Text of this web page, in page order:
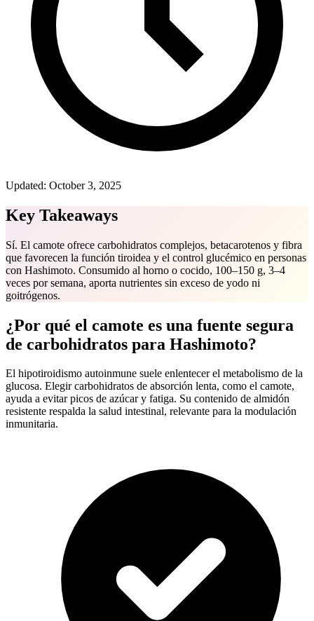
Updated: October 3, 2025
Key Takeaways
Sí. El camote ofrece carbohidratos complejos, betacarotenos y fibra
que favorecen la función tiroidea y el control glucémico en personas
con Hashimoto. Consumido al horno o cocido, 100–150 g, 3–4
veces por semana, aporta nutrientes sin exceso de yodo ni
goitrógenos.
¿Por qué el camote es una fuente segura
de carbohidratos para Hashimoto?
El hipotiroidismo autoinmune suele enlentecer el metabolismo de la
glucosa. Elegir carbohidratos de absorción lenta, como el camote,
ayuda a evitar picos de azúcar y fatiga. Su contenido de almidón
resistente respalda la salud intestinal, relevante para la modulación
inmunitaria.